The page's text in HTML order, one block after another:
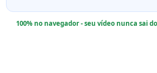
100% no navegador - seu vídeo nunca sai